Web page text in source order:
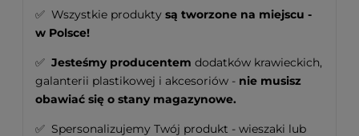
✅ Wszystkie produkty są tworzone na miejscu -
w Polsce!
✅ Jesteśmy producentem dodatków krawieckich,
galanterii plastikowej i akcesoriów - nie musisz
obawiać się o stany magazynowe.
✅ Spersonalizujemy Twój produkt - wieszaki lub